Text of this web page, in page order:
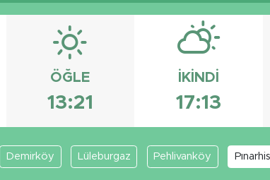
ÖĞLE
13:21
İKINDI
17:13
Demirköy Lüleburgaz Pehlivanköy